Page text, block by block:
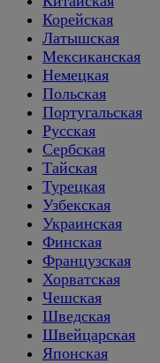
Корейская
Латышская
Мексиканская
Немецкая
Польская
Португальская
Русская
Сербская
Тайская
Турецкая
Узбекская
Украинская
Финская
Французская
Хорватская
Чешская
Шведская
Швейцарская
Японская